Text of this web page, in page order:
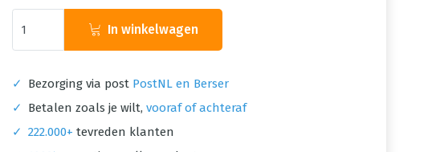
In winkelwagen
✓ Bezorging via post PostNL en Berser
✓
Betalen zoals je wilt, vooraf of achteraf
✓ 222.000+ tevreden klanten